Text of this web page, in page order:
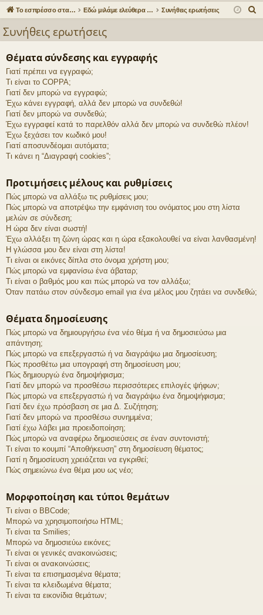
γο
ς
συ
νδ
έσ
εις
Συ
τή
σε
δε ρα
ή
Το εσπρέσσο στα ηλεκτρονικά! Εδώ μιλάμε ελεύθερα για τον καφέ! Συνήθεις ερωτήσεις
Συνήθεις ερωτήσεις
Θέματα σύνδεσης και εγγραφής
Γιατί πρέπει να εγγραφώ;
Τι είναι το COPPA;
Γιατί δεν μπορώ να εγγραφώ;
Έχω κάνει εγγραφή, αλλά δεν μπορώ να συνδεθώ!
Γιατί δεν μπορώ να συνδεθώ;
Έχω εγγραφεί κατά το παρελθόν αλλά δεν μπορώ να συνδεθώ πλέον!
Έχω ξεχάσει τον κωδικό μου!
Γιατί αποσυνδέομαι αυτόματα;
Τι κάνει η “Διαγραφή cookies”;
Προτιμήσεις μέλους και ρυθμίσεις
Πώς μπορώ να αλλάξω τις ρυθμίσεις μου;
Πώς μπορώ να αποτρέψω την εμφάνιση του ονόματος μου στη λίστα
μελών σε σύνδεση;
Η ώρα δεν είναι σωστή!
Έχω αλλάξει τη ζώνη ώρας και η ώρα εξακολουθεί να είναι λανθασμένη!
Η γλώσσα μου δεν είναι στη λίστα!
Τι είναι οι εικόνες δίπλα στο όνομα χρήστη μου;
Πώς μπορώ να εμφανίσω ένα άβαταρ;
Τι είναι ο βαθμός μου και πώς μπορώ να τον αλλάξω;
Όταν πατάω στον σύνδεσμο email για ένα μέλος μου ζητάει να συνδεθώ;
Θέματα δημοσίευσης
Πώς μπορώ να δημιουργήσω ένα νέο θέμα ή να δημοσιεύσω μια
απάντηση;
Πώς μπορώ να επεξεργαστώ ή να διαγράψω μια δημοσίευση;
Πώς προσθέτω μια υπογραφή στη δημοσίευση μου;
Πώς δημιουργώ ένα δημοψήφισμα;
Γιατί δεν μπορώ να προσθέσω περισσότερες επιλογές ψήφων;
Πώς μπορώ να επεξεργαστώ ή να διαγράψω ένα δημοψήφισμα;
Γιατί δεν έχω πρόσβαση σε μια Δ. Συζήτηση;
Γιατί δεν μπορώ να προσθέσω συνημμένα;
Γιατί έχω λάβει μια προειδοποίηση;
Πώς μπορώ να αναφέρω δημοσιεύσεις σε έναν συντονιστή;
Τι είναι το κουμπί “Αποθήκευση” στη δημοσίευση θέματος;
Γιατί η δημοσίευση χρειάζεται να εγκριθεί;
Πώς σημειώνω ένα θέμα μου ως νέο;
Μορφοποίηση και τύποι θεμάτων
Τι είναι ο BBCode;
Μπορώ να χρησιμοποιήσω HTML;
Τι είναι τα Smilies;
Μπορώ να δημοσιεύω εικόνες;
Τι είναι οι γενικές ανακοινώσεις;
Τι είναι οι ανακοινώσεις;
Τι είναι τα επισημασμένα θέματα;
Τι είναι τα κλειδωμένα θέματα;
Τι είναι τα εικονίδια θεμάτων;